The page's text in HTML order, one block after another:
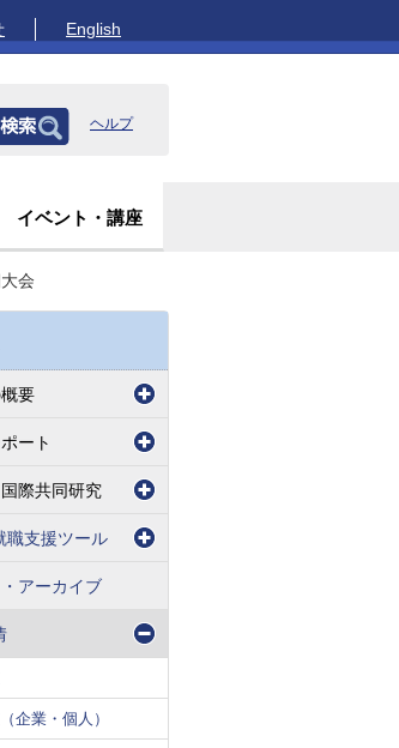
English
ヘルプ
イベント・講座
会
要
ート
際共同研究
職支援ツール
アーカイブ
企業・個人）